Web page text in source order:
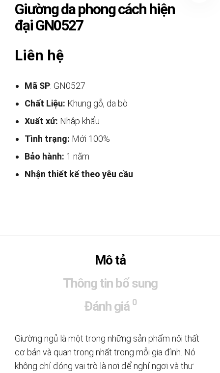
Giường da phong cách hiện
đại GN0527
Liên hệ
Mã SP: GN0527
Chất Liệu: Khung gỗ, da bò
Xuất xứ: Nhập khẩu
Tình trạng: Mới 100%
Bảo hành: 1 năm
Nhận thiết kế theo yêu cầu
Mô tả
Thông tin bổ sung
Đánh giá 0
Giường ngủ là một trong những sản phẩm nội thất
cơ bản và quan trọng nhất trong mỗi gia đình. Nó
không chỉ đóng vai trò là nơi để nghỉ ngơi và thư